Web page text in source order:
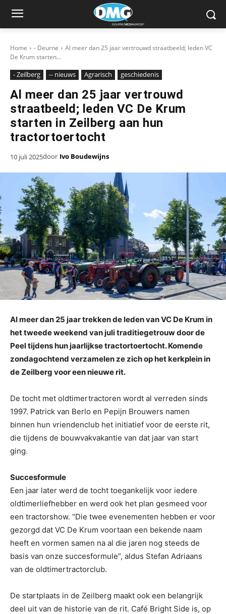
Home - Deurne
Al meer dan 25 jaar vertrouwd straatbeeld; leden VC
De Krum starten...
- Zeilberg -- nieuws Agrarisch geschiedenis
Al meer dan 25 jaar vertrouwd
straatbeeld; leden VC De Krum
starten in Zeilberg aan hun
tractortoertocht
10 juli 2025door Ivo Boudewijns
Al meer dan 25 jaar trekken de leden van VC De Krum in
het tweede weekend van juli traditiegetrouw door de
Peel tijdens hun jaarlijkse tractortoertocht. Komende
zondagochtend verzamelen ze zich op het kerkplein in
de Zeilberg voor een nieuwe rit.
De tocht met oldtimertractoren wordt al verreden sinds
1997. Patrick van Berlo en Pepijn Brouwers namen
binnen hun vriendenclub het initiatief voor de eerste rit,
die tijdens de bouwvakvakantie van dat jaar van start
ging.
Succesformule
Een jaar later werd de tocht toegankelijk voor iedere
oldtimerliefhebber en werd ook het plan gesmeed voor
een tractorshow. “Die twee evenementen hebben er voor
gezorgd dat VC De Krum voortaan een bekende naam
heeft en vormen samen na al die jaren nog steeds de
basis van onze succesformule”, aldus Stefan Adriaans
van de oldtimertractorclub.
De startplaats in de Zeilberg maakt ook een belangrijk
deel uit van de historie van de rit. Café Bright Side is, op